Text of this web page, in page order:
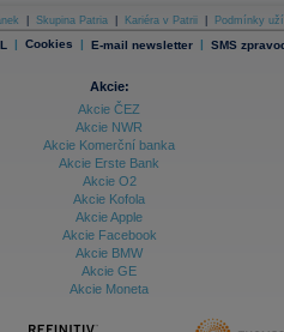
Skupina Patria Kariéra v Patrii Podmínky
| Cookies | E-mail newsletter | SMS
Akcie:
Akcie ČEZ
Akcie NWR
Akcie Komerční banka
Akcie Erste Bank
Akcie O2
Akcie Kofola
Akcie Apple
Akcie Facebook
Akcie BMW
Akcie GE
Akcie Moneta